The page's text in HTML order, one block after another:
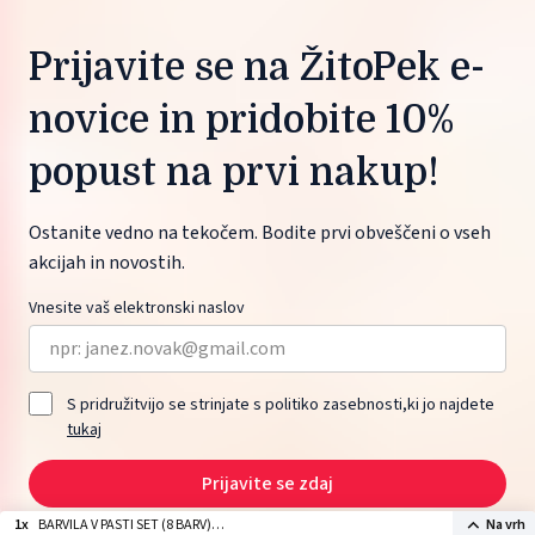
1x BARVILA V PASTI SET (8 BARV)
Na vrh
Prijavite se na ŽitoPek e-
novice in pridobite 10%
popust na prvi nakup!
Ostanite vedno na tekočem. Bodite prvi obveščeni o vseh
akcijah in novostih.
Vnesite vaš elektronski naslov
S pridružitvijo se strinjate s politiko zasebnosti,ki jo najdete
tukaj
Prijavite se zdaj